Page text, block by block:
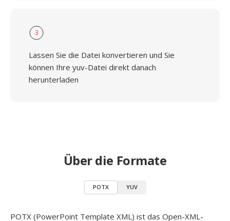
3
Lassen Sie die Datei konvertieren und Sie
können Ihre yuv-Datei direkt danach
herunterladen
Über die Formate
POTX YUV
POTX (PowerPoint Template XML) ist das Open-XML-